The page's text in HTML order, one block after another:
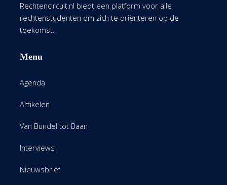
Rechtencircuit.nl biedt een platform voor alle
rechtenstudenten om zich te oriënteren op de
toekomst.
Menu
Agenda
Artikelen
Van Bundel tot Baan
Interviews
Nieuwsbrief